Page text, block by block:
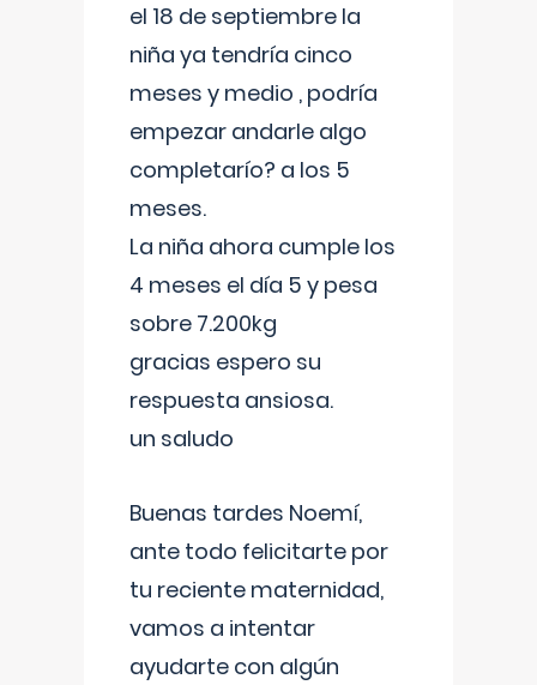
el 18 de septiembre la
niña ya tendría cinco
meses y medio , podría
empezar andarle algo
completarío? a los 5
meses.
La niña ahora cumple los
4 meses el día 5 y pesa
sobre 7.200kg
gracias espero su
respuesta ansiosa.
un saludo
Buenas tardes Noemí,
ante todo felicitarte por
tu reciente maternidad,
vamos a intentar
ayudarte con algún